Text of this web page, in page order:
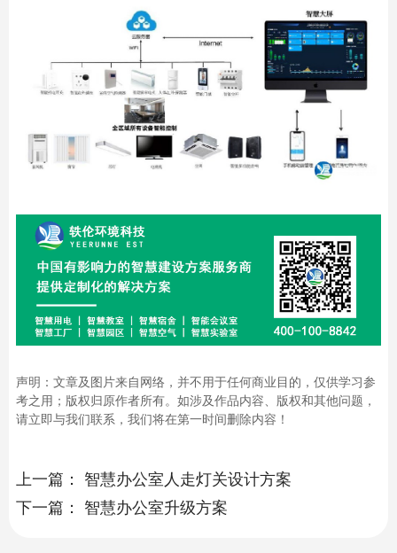
声明：文章及图片来自网络，并不用于任何商业目的，仅供学习参
考之用；版权归原作者所有。如涉及作品内容、版权和其他问题，
请立即与我们联系，我们将在第一时间删除内容！
上一篇： 智慧办公室人走灯关设计方案
下一篇： 智慧办公室升级方案